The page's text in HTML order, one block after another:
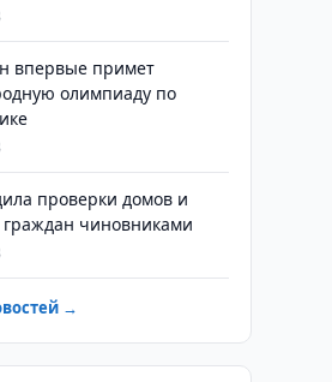
впервые примет
олимпиаду по
проверки домов и
чиновниками
→